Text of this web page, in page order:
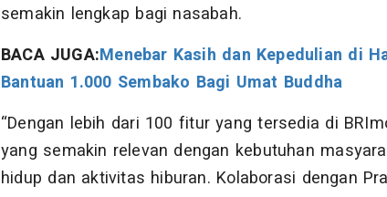
semakin lengkap bagi nasabah.
BACA JUGA:Menebar Kasih dan Kepedulian di
Bantuan 1.000 Sembako Bagi Umat Buddha
“Dengan lebih dari 100 fitur yang tersedia di
yang semakin relevan dengan kebutuhan
hidup dan aktivitas hiburan. Kolaborasi dengan